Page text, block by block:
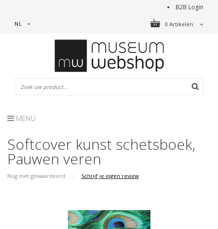
B2B Login
0 Artikelen
NL
MENU
Softcover kunst schetsboek,
Pauwen veren
Nog niet gewaardeerd | Schrijf je eigen review